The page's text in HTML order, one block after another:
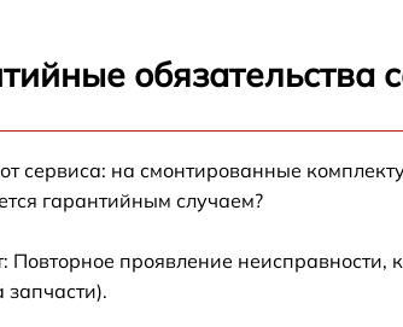
сенсора Electrolux EHI 6740 FOZ
обязательства
сервиса: на смонтированные
гарантийным случаем?
Повторное проявление
запчасти).